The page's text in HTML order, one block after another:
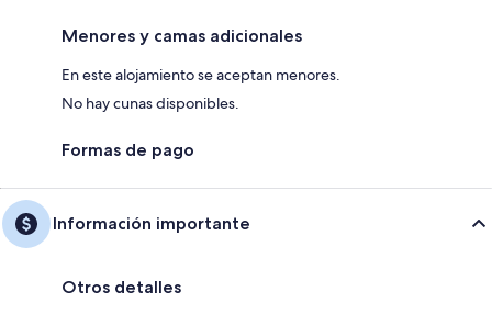
Menores y camas adicionales
En este alojamiento se aceptan menores.
No hay cunas disponibles.
Formas de pago
Información importante
Otros detalles